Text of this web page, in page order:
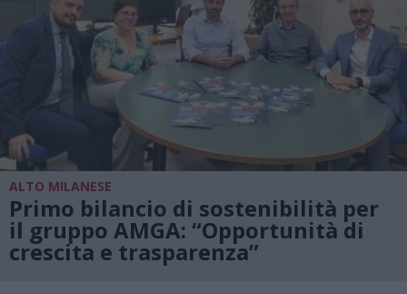
ALTO MILANESE
Primo bilancio di sostenibilità per
il gruppo AMGA: “Opportunità di
crescita e trasparenza”